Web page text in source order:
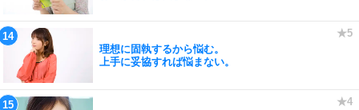
理想に固執するから悩む。
上手に妥協すれば悩まない。